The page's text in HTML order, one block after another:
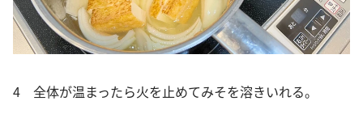
4 全体が温まったら火を止めてみそを溶きいれる。